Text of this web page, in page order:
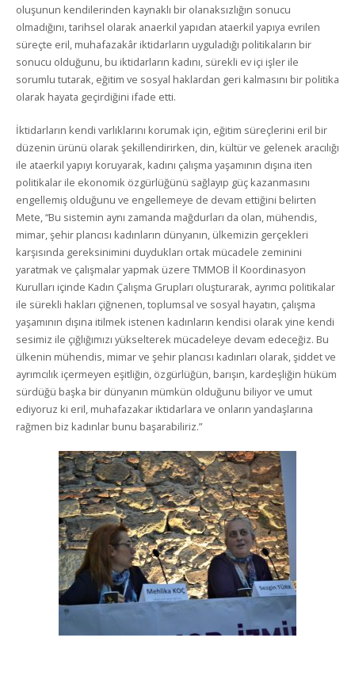
oluşunun kendilerinden kaynaklı bir olanaksızlığın sonucu
olmadığını, tarihsel olarak anaerkil yapıdan ataerkil yapıya evrilen
süreçte eril, muhafazakâr iktidarların uyguladığı politikaların bir
sonucu olduğunu, bu iktidarların kadını, sürekli ev içi işler ile
sorumlu tutarak, eğitim ve sosyal haklardan geri kalmasını bir politika
olarak hayata geçirdiğini ifade etti.
İktidarların kendi varlıklarını korumak için, eğitim süreçlerini eril bir
düzenin ürünü olarak şekillendirirken, din, kültür ve gelenek aracılığı
ile ataerkil yapıyı koruyarak, kadını çalışma yaşamının dışına iten
politikalar ile ekonomik özgürlüğünü sağlayıp güç kazanmasını
engellemiş olduğunu ve engellemeye de devam ettiğini belirten
Mete, “Bu sistemin aynı zamanda mağdurları da olan, mühendis,
mimar, şehir plancısı kadınların dünyanın, ülkemizin gerçekleri
karşısında gereksinimini duydukları ortak mücadele zeminini
yaratmak ve çalışmalar yapmak üzere TMMOB İl Koordinasyon
Kurulları içinde Kadın Çalışma Grupları oluşturarak, ayrımcı politikalar
ile sürekli hakları çiğnenen, toplumsal ve sosyal hayatın, çalışma
yaşamının dışına itilmek istenen kadınların kendisi olarak yine kendi
sesimiz ile çığlığımızı yükselterek mücadeleye devam edeceğiz. Bu
ülkenin mühendis, mimar ve şehir plancısı kadınları olarak, şiddet ve
ayrımcılık içermeyen eşitliğin, özgürlüğün, barışın, kardeşliğin hüküm
sürdüğü başka bir dünyanın mümkün olduğunu biliyor ve umut
ediyoruz ki eril, muhafazakar iktidarlara ve onların yandaşlarına
rağmen biz kadınlar bunu başarabiliriz.”